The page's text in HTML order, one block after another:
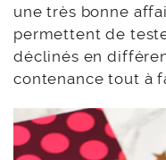
une très bonne
permettent de
déclinés en
contenance tout à